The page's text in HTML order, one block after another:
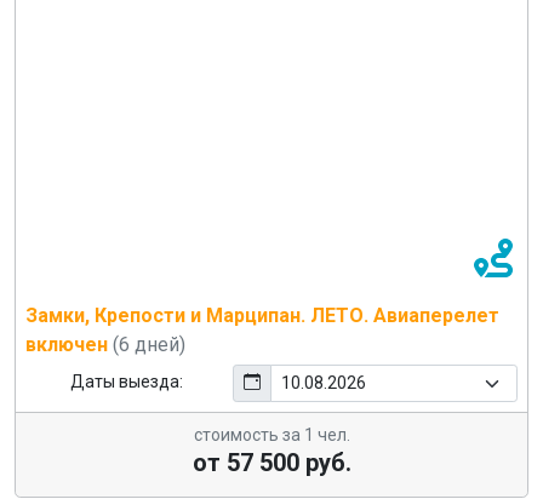
Замки, Крепости и Марципан. ЛЕТО. Авиаперелет
включен (6 дней)
Даты выезда:
стоимость за 1 чел.
от 57 500 руб.